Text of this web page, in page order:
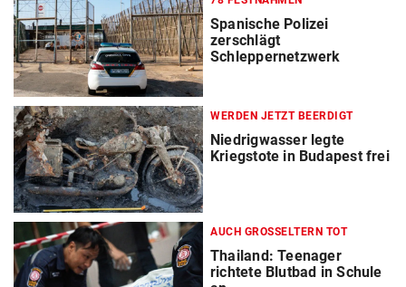
Spanische Polizei
zerschlägt
Schleppernetzwerk
WERDEN JETZT BEERDIGT
Niedrigwasser legte
Kriegstote in Budapest frei
AUCH GROSSELTERN TOT
Thailand: Teenager
richtete Blutbad in Schule